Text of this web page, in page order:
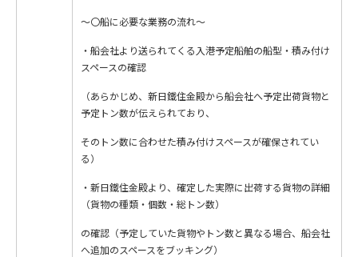
～〇船に必要な業務の流れ～
・船会社より送られてくる入港予定船舶の船型・積み付け
スペースの確認
（あらかじめ、新日鐵住金殿から船会社へ予定出荷貨物と
予定トン数が伝えられており、
そのトン数に合わせた積み付けスペースが確保されてい
る）
・新日鐵住金殿より、確定した実際に出荷する貨物の詳細
（貨物の種類・個数・総トン数）
の確認（予定していた貨物やトン数と異なる場合、船会社
へ追加のスペースをブッキング）